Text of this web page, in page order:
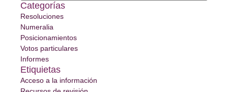
Categorías
Resoluciones
Numeralia
Posicionamientos
Votos particulares
Informes
Etiquietas
Acceso a la información